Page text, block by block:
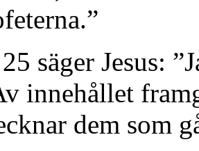
säger Jesus:
innehållet
dem som